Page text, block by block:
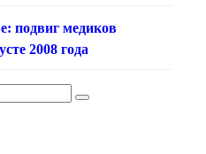
подвиг медиков
2008 года